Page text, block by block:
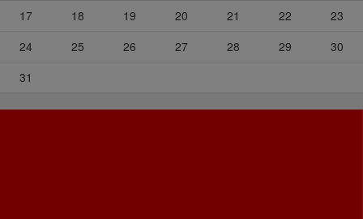
17
18 19 20 21 22
23
24
25 26 27 28 29
30
31